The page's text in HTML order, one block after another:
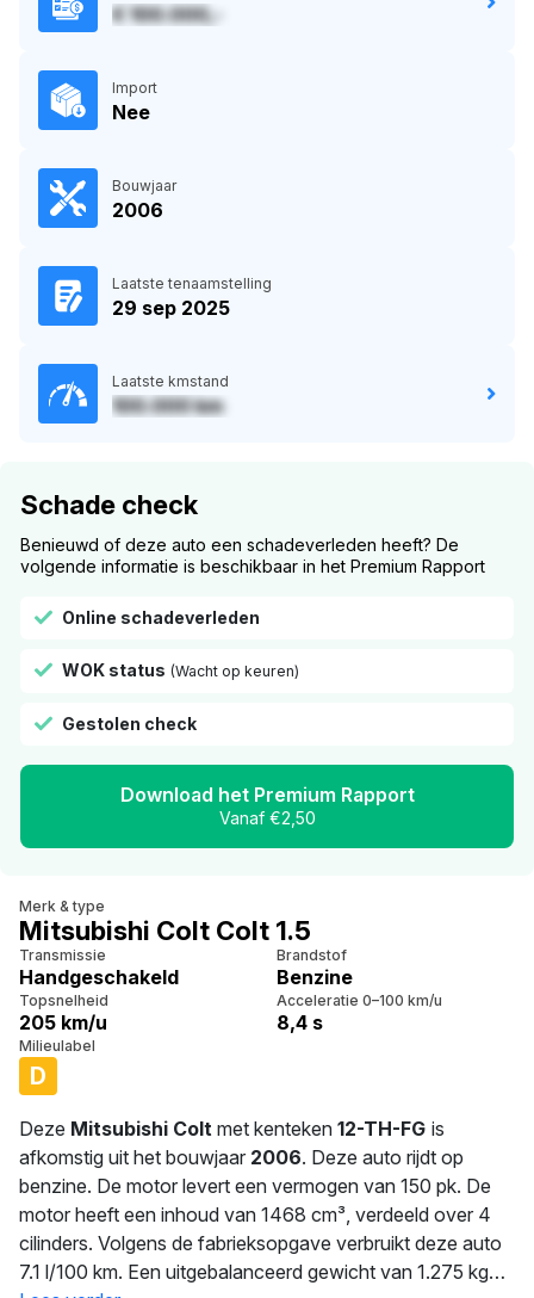
€ 100.000,-
Import
Nee
Bouwjaar
2006
Laatste tenaamstelling
29 sep 2025
Laatste kmstand
100.000 km
Schade check
Benieuwd of deze auto een schadeverleden heeft? De
volgende informatie is beschikbaar in het Premium Rapport
Online schadeverleden
WOK status (Wacht op keuren)
Gestolen check
Download het Premium Rapport
Vanaf €2,50
Merk & type
Mitsubishi Colt Colt 1.5
Transmissie
Handgeschakeld
Brandstof
Benzine
Topsnelheid
205 km/u
Acceleratie 0–100 km/u
8,4 s
Milieulabel
D
Deze Mitsubishi Colt met kenteken 12-TH-FG is
afkomstig uit het bouwjaar 2006. Deze auto rijdt op
benzine. De motor levert een vermogen van 150 pk. De
motor heeft een inhoud van 1468 cm³, verdeeld over 4
cilinders. Volgens de fabrieksopgave verbruikt deze auto
7.1 l/100 km. Een uitgebalanceerd gewicht van 1.275 kg